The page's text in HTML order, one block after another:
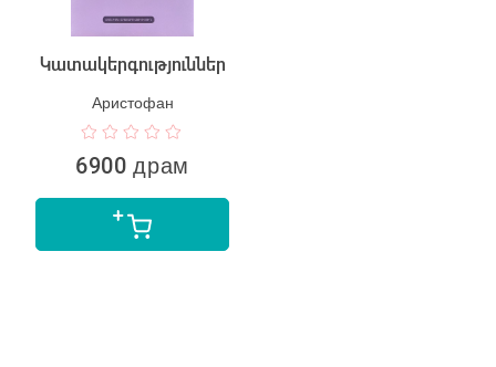
Կատակերգություններ
Аристофан
6900 драм